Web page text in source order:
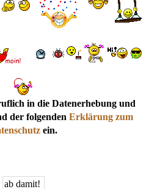
in die Datenerhebung und
der folgenden Erklärung zum
ein.